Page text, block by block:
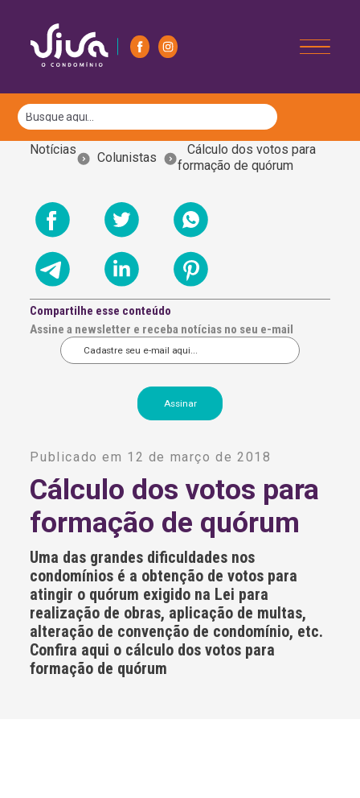
Notícias
Colunistas
Cálculo dos votos para
formação de quórum
Compartilhe esse conteúdo
Assine a newsletter e receba notícias no seu e-mail
t
r
n
a
v
e
Publicado em 12 de março de 2018
Cálculo dos votos para
formação de quórum
Uma das grandes dificuldades nos
condomínios é a obtenção de votos para
atingir o quórum exigido na Lei para
realização de obras, aplicação de multas,
alteração de convenção de condomínio, etc.
Confira aqui o cálculo dos votos para
formação de quórum